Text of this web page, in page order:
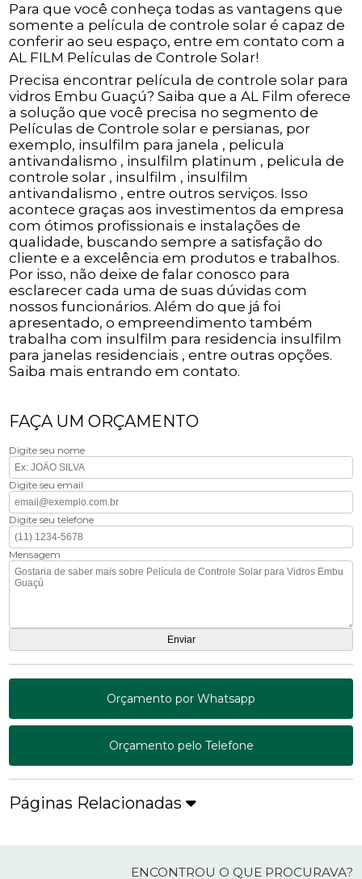
Para que você conheça todas as vantagens que
somente a película de controle solar é capaz de
conferir ao seu espaço, entre em contato com a
AL FILM Películas de Controle Solar!
Precisa encontrar película de controle solar para
vidros Embu Guaçú? Saiba que a AL Film oferece
a solução que você precisa no segmento de
Películas de Controle solar e persianas, por
exemplo, insulfilm para janela , pelicula
antivandalismo , insulfilm platinum , pelicula de
controle solar , insulfilm , insulfilm
antivandalismo , entre outros serviços. Isso
acontece graças aos investimentos da empresa
com ótimos profissionais e instalações de
qualidade, buscando sempre a satisfação do
cliente e a excelência em produtos e trabalhos.
Por isso, não deixe de falar conosco para
esclarecer cada uma de suas dúvidas com
nossos funcionários. Além do que já foi
apresentado, o empreendimento também
trabalha com insulfilm para residencia insulfilm
para janelas residenciais , entre outras opções.
Saiba mais entrando em contato.
FAÇA UM ORÇAMENTO
Digite seu nome
Digite seu email
Digite seu telefone
Mensagem
Orçamento por Whatsapp
Orçamento pelo Telefone
Páginas Relacionadas
ENCONTROU O QUE PROCURAVA?